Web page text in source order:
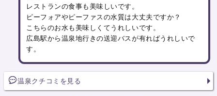
レストランの食事も美味しいです。
ピーフォアやピーファスの水質は大丈夫ですか？
こちらのお水も美味しくてうれしいです。
広島駅から温泉地行きの送迎バスが有ればうれしいで
す。
温泉クチコミを見る